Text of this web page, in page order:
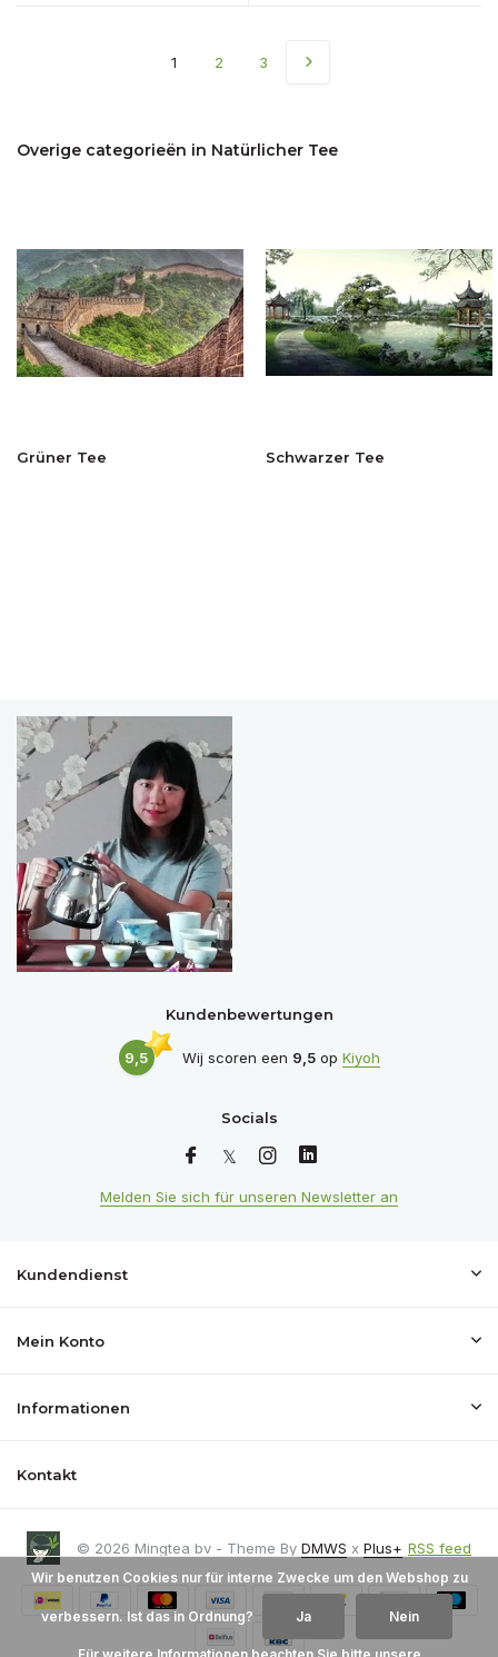
1 2 3
Overige categorieën in Natürlicher Tee
Grüner Tee Schwarzer Tee
Kundenbewertungen
9,5 Wij scoren een 9,5op Kiyoh
Socials
Melden Sie sich für unseren Newsletter an
Kundendienst
Mein Konto
Informationen
Kontakt
© 2026 Mingtea bv - Theme By DMWS x Plus+ RSS feed
Wir benutzen Cookies nur für interne Zwecke um den Webshop zu
verbessern. Ist das in Ordnung? Ja Nein